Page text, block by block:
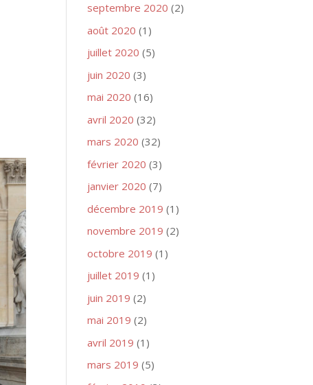
septembre 2020 (2)
août 2020 (1)
juillet 2020 (5)
juin 2020 (3)
mai 2020 (16)
avril 2020 (32)
mars 2020 (32)
février 2020 (3)
janvier 2020 (7)
décembre 2019 (1)
novembre 2019 (2)
octobre 2019 (1)
juillet 2019 (1)
juin 2019 (2)
mai 2019 (2)
avril 2019 (1)
mars 2019 (5)